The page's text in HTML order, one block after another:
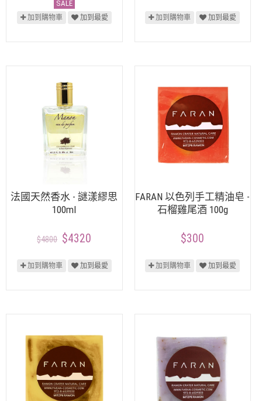
SALE
加到購物車 加到最愛 加到購物車 加到最愛
法國天然香水 - 謎漾繆思
100ml
$4800 $4320
加到購物車 加到最愛
FARAN 以色列手工精油皂 -
石榴雞尾酒 100g
$300
加到購物車 加到最愛